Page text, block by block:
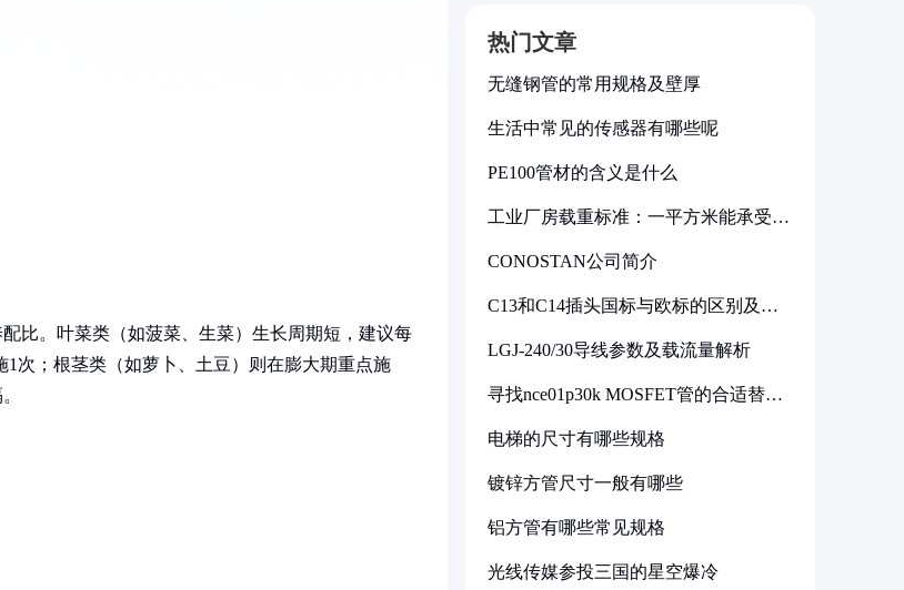
比。叶菜类（如菠菜、生菜）生长周期短，建议每
次；根茎类（如萝卜、土豆）则在膨大期重点施
热门文章
无缝钢管的常用规格及壁厚
生活中常见的传感器有哪些呢
PE100管材的含义是什么
工业厂房载重标准：一平方米能承受多
CONOSTAN公司简介
C13和C14插头国标与欧标的区别及其
LGJ-240/30导线参数及载流量解析
寻找nce01p30k MOSFET管的合适替代
电梯的尺寸有哪些规格
镀锌方管尺寸一般有哪些
铝方管有哪些常见规格
光线传媒参投三国的星空爆冷